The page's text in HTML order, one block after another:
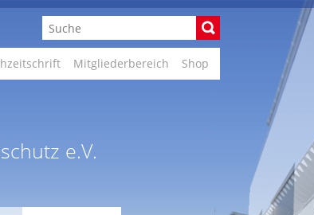
Mitgliederbereich Shop
e.V.